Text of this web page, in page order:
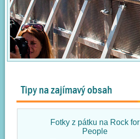
Tipy na zajímavý obsah
Fotky z pátku na Rock for
People